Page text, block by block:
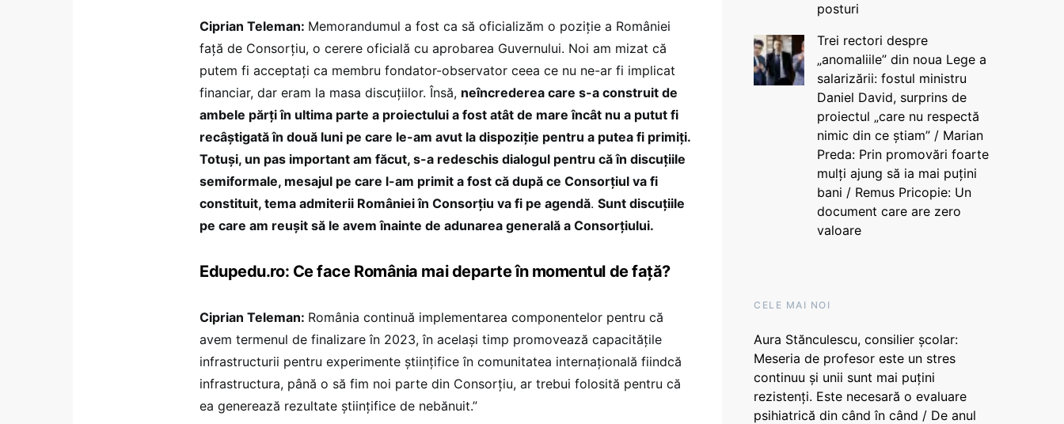
Ciprian Teleman: Memorandumul a fost ca să oficializăm o poziție a României
față de Consorțiu, o cerere oficială cu aprobarea Guvernului. Noi am mizat că
putem fi acceptați ca membru fondator-observator ceea ce nu ne-ar fi implicat
financiar, dar eram la masa discuțiilor. Însă, neîncrederea care s-a construit de
ambele părți în ultima parte a proiectului a fost atât de mare încât nu a putut fi
recâștigată în două luni pe care le-am avut la dispoziție pentru a putea fi primiți.
Totuși, un pas important am făcut, s-a redeschis dialogul pentru că în discuțiile
semiformale, mesajul pe care l-am primit a fost că după ce Consorțiul va fi
constituit, tema admiterii României în Consorțiu va fi pe agendă. Sunt discuțiile
pe care am reușit să le avem înainte de adunarea generală a Consorțiului.
Edupedu.ro: Ce face România mai departe în momentul de față?
Ciprian Teleman: România continuă implementarea componentelor pentru că
avem termenul de finalizare în 2023, în același timp promovează capacitățile
infrastructurii pentru experimente științifice în comunitatea internațională fiindcă
infrastructura, până o să fim noi parte din Consorțiu, ar trebui folosită pentru că
ea generează rezultate științifice de nebănuit.”
posturi
Trei rectori despre
„anomaliile” din noua Lege a
salarizării: fostul ministru
Daniel David, surprins de
proiectul „care nu respectă
nimic din ce știam” / Marian
Preda: Prin promovări foarte
mulți ajung să ia mai puțini
bani / Remus Pricopie: Un
document care are zero
valoare
CELE MAI NOI
Aura Stănculescu, consilier școlar:
Meseria de profesor este un stres
continuu și unii sunt mai puțini
rezistenți. Este necesară o evaluare
psihiatrică din când în când / De anul